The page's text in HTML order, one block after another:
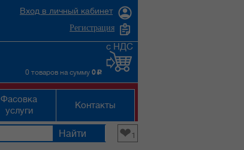
Вход в личный кабинет
Регистрация
0 товаров на сумму 0 c
с НДС
Фасовка
услуги
Контакты
❤1